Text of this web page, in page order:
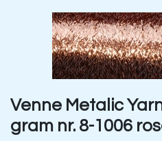
Venne Metalic
gram nr. 8-1006